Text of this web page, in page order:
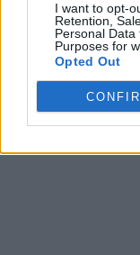
I want to opt-
Retention,
Personal
Purposes for
Opted Out
Arhiva sondajelor